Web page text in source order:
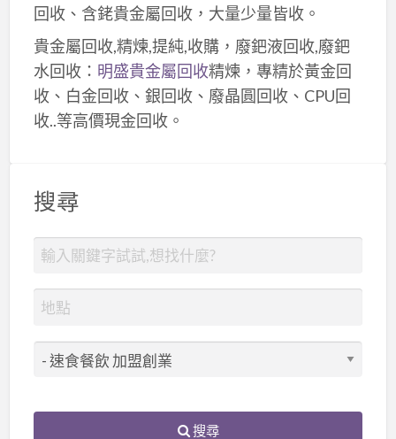
回收、含銠貴金屬回收，大量少量皆收。
貴金屬回收,精煉,提純,收購，廢鈀液回收,廢鈀
水回收： 明盛貴金屬回收精煉，專精於黃金回
收、白金回收、銀回收、廢晶圓回收、CPU回
收..等高價現金回收。
搜尋
搜尋